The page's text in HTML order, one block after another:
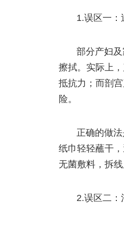
1.误区一：
部分产妇
擦拭。实际上
抵抗力；而剖
险。
正确的做
纸巾轻轻蘸干
无菌敷料，拆
2.误区二：